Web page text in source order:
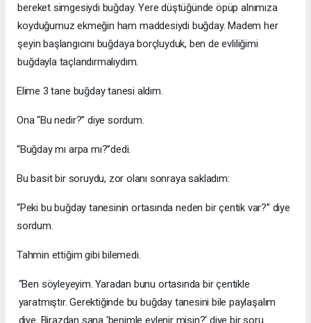
bereket simgesiydi buğday. Yere düştüğünde öpüp alnımıza
koyduğumuz ekmeğin ham maddesiydi buğday. Madem her
şeyin başlangıcını buğdaya borçluyduk, ben de evliliğimi
buğdayla taçlandırmalıydım.
Elime 3 tane buğday tanesi aldım.
Ona “Bu nedir?” diye sordum.
“Buğday mı arpa mı?”dedi.
Bu basit bir soruydu, zor olanı sonraya sakladım:
“Peki bu buğday tanesinin ortasında neden bir çentik var?” diye
sordum.
Tahmin ettiğim gibi bilemedi.
“Ben söyleyeyim. Yaradan bunu ortasında bir çentikle
yaratmıştır. Gerektiğinde bu buğday tanesini bile paylaşalım
diye. Birazdan sana 'benimle evlenir misin?' diye bir soru